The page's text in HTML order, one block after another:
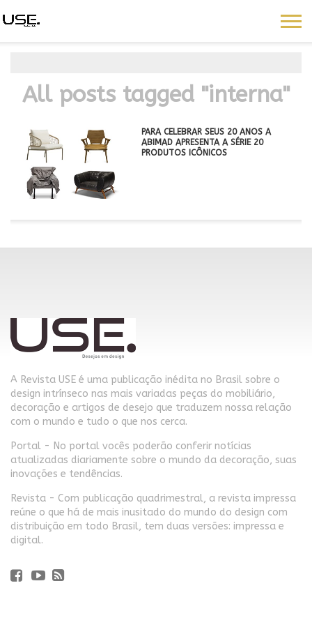
All posts tagged "interna"
PARA CELEBRAR SEUS 20 ANOS A
ABIMAD APRESENTA A SÉRIE 20
PRODUTOS ICÔNICOS
A Revista USE é uma publicação inédita no Brasil sobre o
design intrínseco nas mais variadas peças do mobiliário,
decoração e artigos de desejo que traduzem nossa relação
com o mundo e tudo o que nos cerca.
Portal - No portal vocês poderão conferir notícias
atualizadas diariamente sobre o mundo da decoração, suas
inovações e tendências.
Revista - Com publicação quadrimestral, a revista impressa
reúne o que há de mais inusitado do mundo do design com
distribuição em todo Brasil, tem duas versões: impressa e
digital.